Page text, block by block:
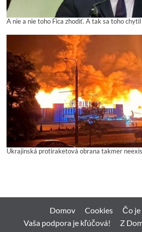
A nie a nie toho Fica zhodiť. A tak sa toho
Ukrajinská protiraketová obrana takmer
Domov Cookies
Čo je
Vaša podpora je kľúčová!
Z